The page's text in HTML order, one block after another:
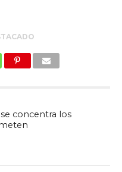
concentra los